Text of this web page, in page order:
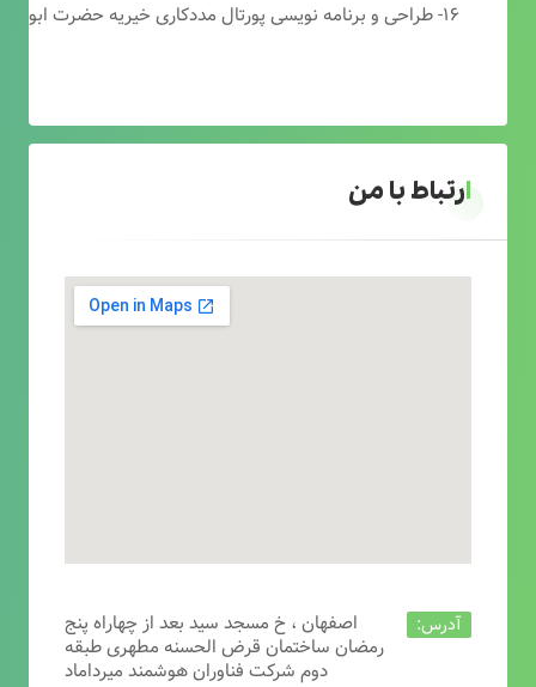
۱۶- طراحی و برنامه نویسی پورتال مددکاری خیریه حضرت ابوالفضل (ع)
ارتباط با من
آدرس:
اصفهان ، خ مسجد سید بعد از چهاراه پنج
رمضان ساختمان قرض الحسنه مطهری طبقه
دوم شرکت فناوران هوشمند میرداماد